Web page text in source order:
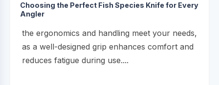
Choosing the Perfect Fish Species Knife for Every
Angler
the ergonomics and handling meet your needs,
as a well-designed grip enhances comfort and
reduces fatigue during use....